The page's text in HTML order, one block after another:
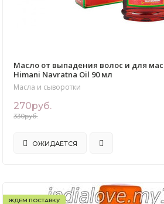
Масло от выпадения волос и для
Himani Navratna Oil 90 мл
Масла и сыворотки
270руб.
330руб.
ОЖИДАЕТСЯ
ЖДЕМ ПОСТАВКУ